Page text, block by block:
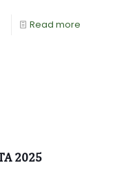
Read more
2025